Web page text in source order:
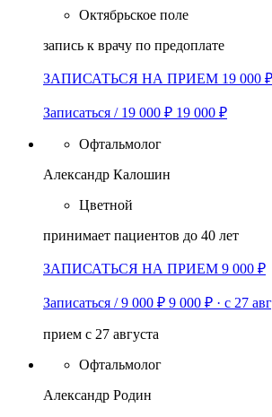
Октябрьское поле
запись к врачу по предоплате
ЗАПИСАТЬСЯ НА ПРИЕМ 19 000 ₽
Записаться / 19 000 ₽ 19 000 ₽
Офтальмолог
Александр Калошин
Цветной
принимает пациентов до 40 лет
ЗАПИСАТЬСЯ НА ПРИЕМ 9 000 ₽
Записаться / 9 000 ₽ 9 000 ₽ · с 27
прием с 27 августа
Офтальмолог
Александр Родин